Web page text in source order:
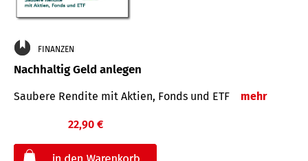
FINANZEN
Nachhaltig Geld anlegen
Saubere Rendite mit Aktien, Fonds und ETF mehr
22,90 €